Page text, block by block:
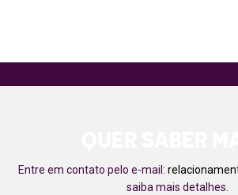
Entre em contato pelo e-mail:
saiba mais detalhes.